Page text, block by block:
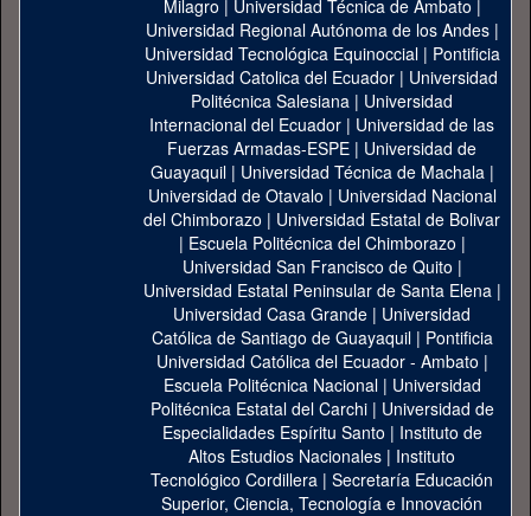
Milagro | Universidad Técnica de Ambato |
Universidad Regional Autónoma de los Andes|
Universidad Tecnológica Equinoccial| Pontificia
Universidad Catolica del Ecuador | Universidad
Politécnica Salesiana | Universidad
Internacional del Ecuador | Universidad de las
Fuerzas Armadas-ESPE | Universidad de
Guayaquil| Universidad Técnica de Machala|
Universidad de Otavalo | Universidad Nacional
del Chimborazo | Universidad Estatal de Bolivar
| Escuela Politécnica del Chimborazo |
Universidad San Francisco de Quito |
Universidad Estatal Peninsular de Santa Elena|
Universidad Casa Grande | Universidad
Católica de Santiago de Guayaquil| Pontificia
Universidad Católica del Ecuador - Ambato |
Escuela Politécnica Nacional| Universidad
Politécnica Estatal del Carchi| Universidad de
Especialidades Espíritu Santo | Instituto de
Altos Estudios Nacionales | Instituto
Tecnológico Cordillera | Secretaría Educación
Superior, Ciencia, Tecnología e Innovación